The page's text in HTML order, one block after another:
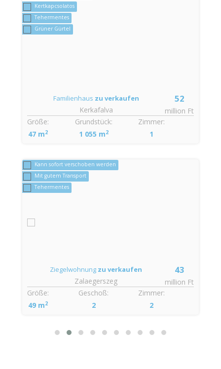
Kertkapcsolatos
Tehermentes
Grüner Gürtel
52
million Ft
Familienhaus zu verkaufen
Kerkafalva
Zimmer:
1
Größe:
47 m2
Grundstück:
1 055 m2
Kann sofort verschoben werden
Mit gutem Transport
Tehermentes
43
million Ft
Ziegelwohnung zu verkaufen
Zalaegerszeg
Zimmer:
2
Größe:
49 m2
Geschoß:
2